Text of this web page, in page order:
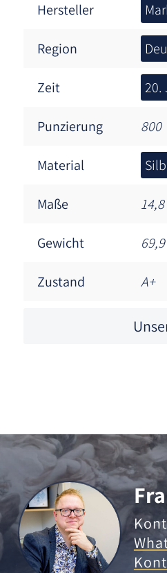
Hersteller
Region
Zeit 20.
Punzierung 800
Material
Maße
Gewicht
Zustand A+